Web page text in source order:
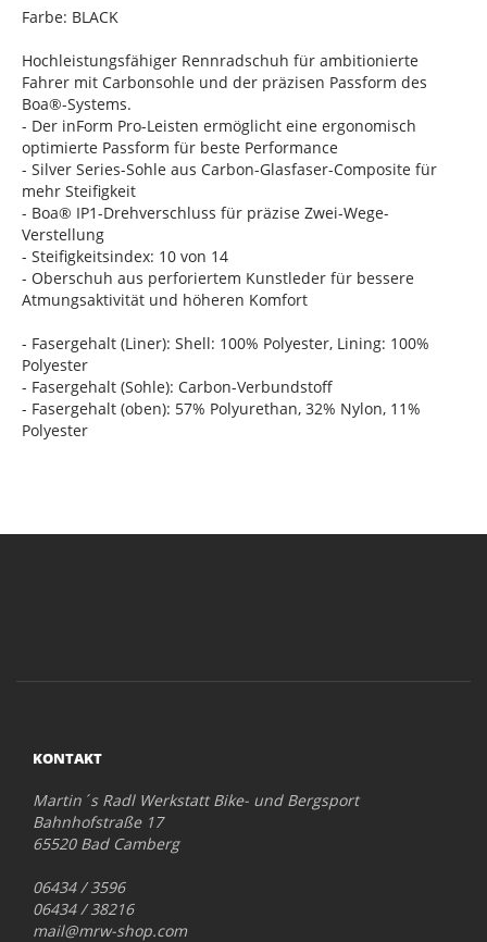
Farbe: BLACK
Hochleistungsfähiger Rennradschuh für ambitionierte
Fahrer mit Carbonsohle und der präzisen Passform des
Boa®-Systems.
- Der inForm Pro-Leisten ermöglicht eine ergonomisch
optimierte Passform für beste Performance
- Silver Series-Sohle aus Carbon-Glasfaser-Composite für
mehr Steifigkeit
- Boa® IP1-Drehverschluss für präzise Zwei-Wege-
Verstellung
- Steifigkeitsindex: 10 von 14
- Oberschuh aus perforiertem Kunstleder für bessere
Atmungsaktivität und höheren Komfort
- Fasergehalt (Liner): Shell: 100% Polyester, Lining: 100%
Polyester
- Fasergehalt (Sohle): Carbon-Verbundstoff
- Fasergehalt (oben): 57% Polyurethan, 32% Nylon, 11%
Polyester
KONTAKT
Martin´s Radl Werkstatt Bike- und Bergsport
Bahnhofstraße 17
65520 Bad Camberg
06434 / 3596
06434 / 38216
mail@mrw-shop.com